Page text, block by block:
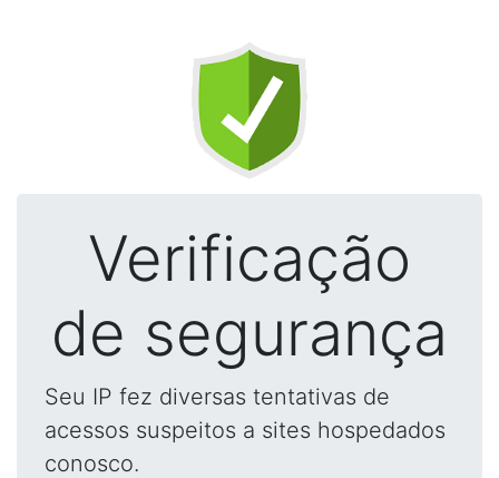
Verificação
de segurança
Seu IP fez diversas tentativas de
acessos suspeitos a sites hospedados
conosco.